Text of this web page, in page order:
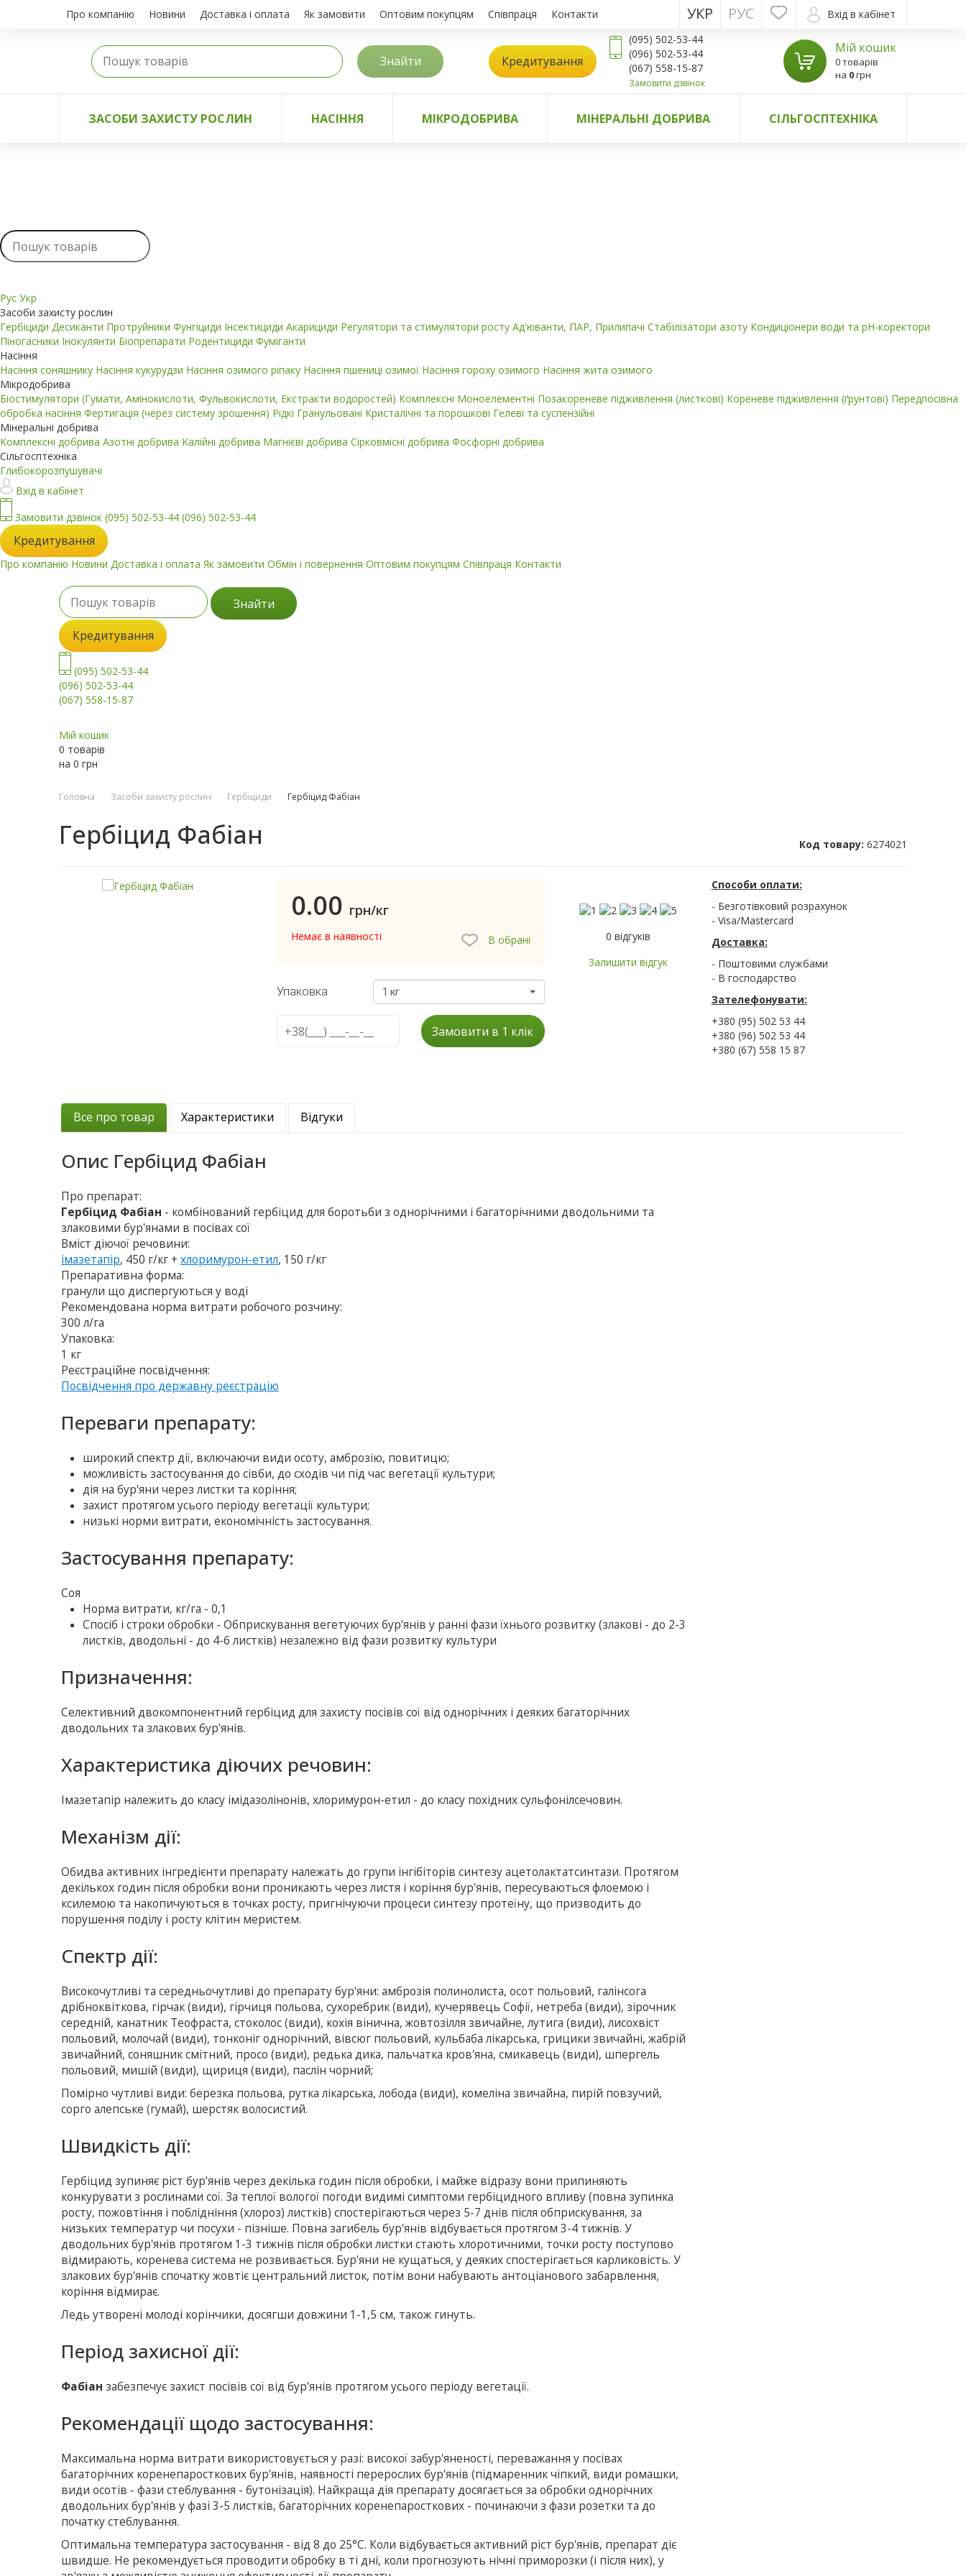
Про компанію Новини Доставка і оплата Як замовити Оптовим покупцям Співпраця Контакти Вхід в кабінет
РУС
УКР
Знайти Кредитування
(095) 502-53-44
(096) 502-53-44
(067) 558-15-87
Замовити дзвінок
Мій кошик
0 товарів
на 0грн
ЗАСОБИ ЗАХИСТУ РОСЛИН НАСІННЯ МІКРОДОБРИВА МІНЕРАЛЬНІ ДОБРИВА СІЛЬГОСПТЕХНІКА
Рус Укр
Засоби захисту рослин
Гербіциди Десиканти Протруйники Фунгіциди Інсектициди Акарициди Регулятори та стимулятори росту Ад'юванти, ПАР, Прилипачі Стабілізатори азоту Кондиціонери води та pH-коректори
Піногасники Інокулянти Біопрепарати Родентициди Фуміганти
Насіння
Насіння соняшнику Насіння кукурудзи Насіння озимого ріпаку Насіння пшениці озимої Насіння гороху озимого Насіння жита озимого
Мікродобрива
Біостимулятори (Гумати, Амінокислоти, Фульвокислоти, Екстракти водоростей) Комплексні Моноелементні Позакореневе підживлення (листкові) Кореневе підживлення (ґрунтові) Передпосівна
обробка насіння Фертигація (через систему зрошення) Рідкі Гранульовані Кристалічні та порошкові Гелеві та суспензійні
Мінеральні добрива
Комплексні добрива Азотні добрива Калійні добрива Магнієві добрива Сірковмісні добрива Фосфорні добрива
Сільгосптехніка
Глибокорозпушувачі
Вхід в кабінет
Замовити дзвінок (095) 502-53-44 (096) 502-53-44
Кредитування
Про компанію Новини Доставка і оплата Як замовити Обмін і повернення Оптовим покупцям Співпраця Контакти
Знайти
Кредитування
(095) 502-53-44
(096) 502-53-44
(067) 558-15-87
Мій кошик
0 товарів
на 0 грн
Головна Засоби захисту рослин Гербіциди Гербіцид Фабіан
Гербіцид Фабіан Код товару: 6274021
0.00 грн/кг
Немає в наявності В обрані
Упаковка 1 кг
0 відгуків
Залишити відгук
Замовити в 1 клік
Способи оплати:
- Безготівковий розрахунок
- Visa/Mastercard
Доставка:
- Поштовими службами
- В господарство
Зателефонувати:
+380 (95) 502 53 44
+380 (96) 502 53 44
+380 (67) 558 15 87
Все про товар Характеристики Відгуки
Опис Гербіцид Фабіан
Про препарат:
Гербіцид Фабіан - комбінований гербіцид для боротьби з однорічними і багаторічними дводольними та
злаковими бур'янами в посівах сої
Вміст діючої речовини:
імазетапір, 450 г/кг +хлоримурон-етил, 150 г/кг
Препаративна форма:
гранули що диспергуються у воді
Рекомендована норма витрати робочого розчину:
300 л/га
Упаковка:
1 кг
Реєстраційне посвідчення:
Посвідчення про державну реєстрацію
Переваги препарату:
широкий спектр дії, включаючи види осоту, амброзію, повитицю;
можливість застосування до сівби, до сходів чи під час вегетації культури;
дія на бур'яни через листки та коріння;
захист протягом усього періоду вегетації культури;
низькі норми витрати, економічність застосування.
Застосування препарату:
Соя
Норма витрати, кг/га - 0,1
Спосіб і строки обробки - Обприскування вегетуючих бур'янів у ранні фази їхнього розвитку (злакові - до 2-3
листків, дводольні - до 4-6 листків) незалежно від фази розвитку культури
Призначення:
Селективний двокомпонентний гербіцид для захисту посівів сої від однорічних і деяких багаторічних
дводольних та злакових бур'янів.
Характеристика діючих речовин:
Імазетапір належить до класу імідазолінонів, хлоримурон-етил - до класу похідних сульфонілсечовин.
Механізм дії:
Обидва активних інгредієнти препарату належать до групи інгібіторів синтезу ацетолактатсинтази. Протягом
декількох годин після обробки вони проникають через листя і коріння бур'янів, пересуваються флоемою і
ксилемою та накопичуються в точках росту, пригнічуючи процеси синтезу протеїну, що призводить до
порушення поділу і росту клітин меристем.
Спектр дії:
Високочутливі та середньочутливі до препарату бур'яни: амброзія полинолиста, осот польовий, галінсога
дрібноквіткова, гірчак (види), гірчиця польова, сухоребрик (види), кучерявець Софії, нетреба (види), зірочник
середній, канатник Теофраста, стоколос (види), кохія вінична, жовтозілля звичайне, лутига (види), лисохвіст
польовий, молочай (види), тонконіг однорічний, вівсюг польовий, кульбаба лікарська, грицики звичайні, жабрій
звичайний, соняшник смітний, просо (види), редька дика, пальчатка кров'яна, смикавець (види), шпергель
польовий, мишій (види), щириця (види), паслін чорний;
Помірно чутливі види: березка польова, рутка лікарська, лобода (види), комеліна звичайна, пирій повзучий,
сорго алепське (гумай), шерстяк волосистий.
Швидкість дії:
Гербіцид зупиняє ріст бур'янів через декілька годин після обробки, і майже відразу вони припиняють
конкурувати з рослинами сої. За теплої вологої погоди видимі симптоми гербіцидного впливу (повна зупинка
росту, пожовтіння і поблідніння (хлороз) листків) спостерігаються через 5-7 днів після обприскування, за
низьких температур чи посухи - пізніше. Повна загибель бур'янів відбувається протягом 3-4 тижнів. У
дводольних бур'янів протягом 1-3 тижнів після обробки листки стають хлоротичними, точки росту поступово
відмирають, коренева система не розвивається. Бур'яни не кущаться, у деяких спостерігається карликовість. У
злакових бур'янів спочатку жовтіє центральний листок, потім вони набувають антоціанового забарвлення,
коріння відмирає.
Ледь утворені молоді корінчики, досягши довжини 1-1,5 см, також гинуть.
Період захисної дії:
Фабіан забезпечує захист посівів сої від бур'янів протягом усього періоду вегетації.
Рекомендації щодо застосування:
Максимальна норма витрати використовується у разі: високої забур'яненості, переважання у посівах
багаторічних коренепаросткових бур'янів, наявності перерослих бур'янів (підмаренник чіпкий, види ромашки,
види осотів - фази стеблування - бутонізація). Найкраща дія препарату досягається за обробки однорічних
дводольних бур'янів у фазі 3-5 листків, багаторічних коренепаросткових - починаючи з фази розетки та до
початку стеблування.
Оптимальна температура застосування - від 8 до 25°С. Коли відбувається активний ріст бур'янів, препарат діє
швидше. Не рекомендується проводити обробку в ті дні, коли прогнозують нічні приморозки (і після них), у